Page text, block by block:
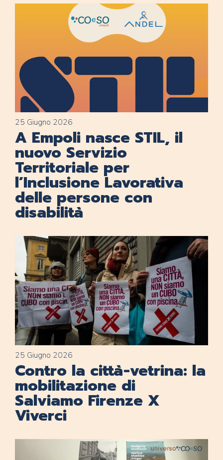
25 Giugno 2026
A Empoli nasce STIL, il
nuovo Servizio
Territoriale per
l’Inclusione Lavorativa
delle persone con
disabilità
25 Giugno 2026
Contro la città-vetrina: la
mobilitazione di
Salviamo Firenze X
Viverci